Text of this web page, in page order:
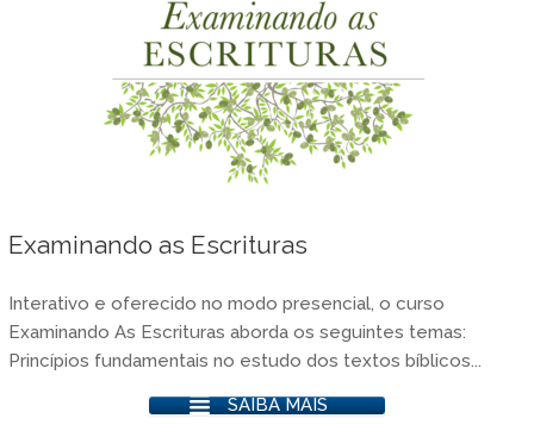
Examinando as Escrituras
Interativo e oferecido no modo presencial, o curso
Examinando As Escrituras aborda os seguintes temas:
Princípios fundamentais no estudo dos textos bíblicos...
SAIBA MAIS